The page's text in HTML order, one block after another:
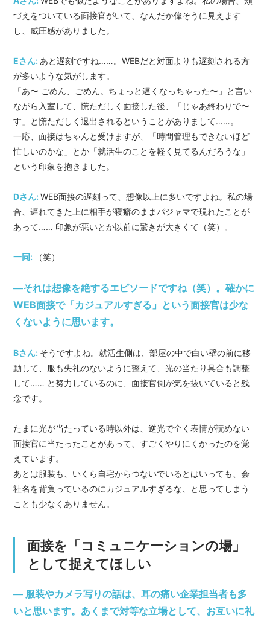
づえをついている面接官がいて、なんだか偉そうに見えます
し、威圧感がありました。
Eさん: あと遅刻ですね……。WEBだと対面よりも遅刻される方
が多いような気がします。
「あ〜 ごめん、ごめん。ちょっと遅くなっちゃった〜」と言い
ながら入室して、慌ただしく面接した後、「じゃあ終わりで〜
す」と慌ただしく退出されるということがありまして……。
一応、面接はちゃんと受けますが、「時間管理もできないほど
忙しいのかな」とか「就活生のことを軽く見てるんだろうな」
という印象を抱きました。
Dさん:WEB面接の遅刻って、想像以上に多いですよね。私の場
合、遅れてきた上に相手が寝癖のままパジャマで現れたことが
あって…… 印象が悪いとか以前に驚きが大きくて（笑）。
一同: （笑）
―それは想像を絶するエピソードですね（笑）。確かに
WEB面接で「カジュアルすぎる」という面接官は少な
くないように思います。
Bさん: そうですよね。就活生側は、部屋の中で白い壁の前に移
動して、服も失礼のないように整えて、光の当たり具合も調整
して…… と努力しているのに、面接官側が気を抜いていると残
念です。
たまに光が当たっている時以外は、逆光で全く表情が読めない
面接官に当たったことがあって、すごくやりにくかったのを覚
えています。
あとは服装も、いくら自宅からつないでいるとはいっても、会
社名を背負っているのにカジュアルすぎるな、と思ってしまう
ことも少なくありません。
面接を「コミュニケーションの場」
として捉えてほしい
― 服装やカメラ写りの話は、耳の痛い企業担当者も多
いと思います。あくまで対等な立場として、お互いに礼